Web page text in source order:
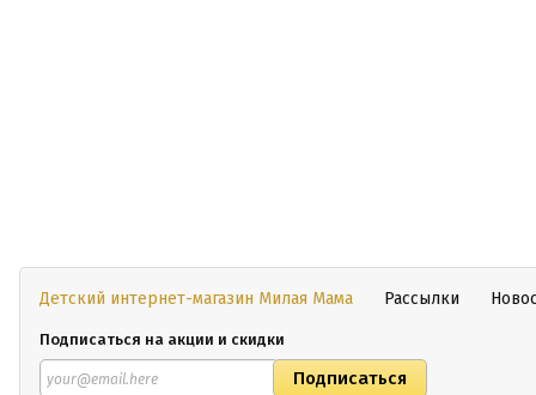
Детский интернет-магазин Милая Мама Рассылки
Подписаться на акции и скидки